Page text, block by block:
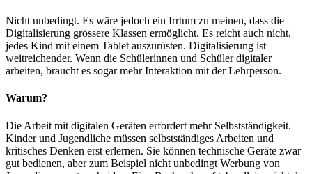
Nicht unbedingt. Es wäre jedoch ein Irrtum zu meinen, dass die
Digitalisierung grössere Klassen ermöglicht. Es reicht auch nicht,
jedes Kind mit einem Tablet auszurüsten. Digitalisierung ist
weitreichender. Wenn die Schülerinnen und Schüler digitaler
arbeiten, braucht es sogar mehr Interaktion mit der Lehrperson.
Warum?
Die Arbeit mit digitalen Geräten erfordert mehr Selbstständigkeit.
Kinder und Jugendliche müssen selbstständiges Arbeiten und
kritisches Denken erst erlernen. Sie können technische Geräte zwar
gut bedienen, aber zum Beispiel nicht unbedingt Werbung von